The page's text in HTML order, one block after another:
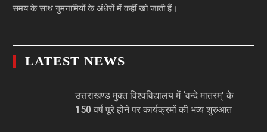
समय के साथ गुमनामियों के अंधेरों में कहीं खो जाती हैं।
LATEST NEWS
उत्तराखण्ड मुक्त विश्वविद्यालय में ‘वन्दे मातरम्’ के
150 वर्ष पूरे होने पर कार्यक्रमों की भव्य शुरुआत